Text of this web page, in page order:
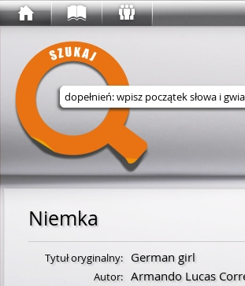
Wyszukaj w serwisie
Niemka
Tytuł oryginalny: German girl
Autor: Armando Lucas